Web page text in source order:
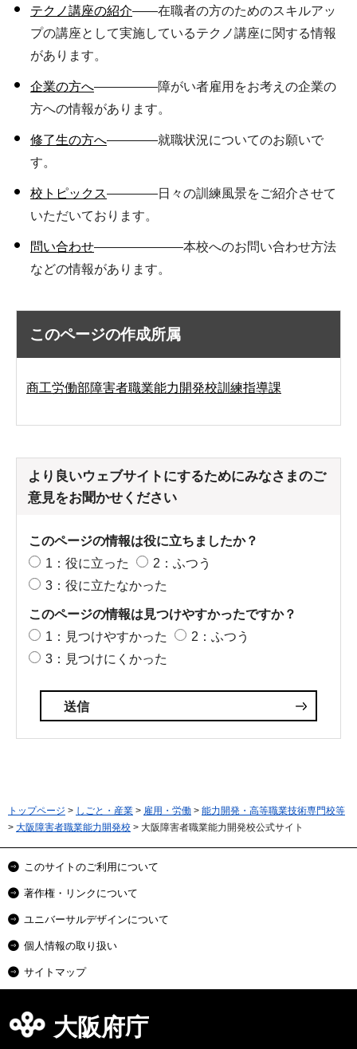
テクノ講座の紹介――在職者の方のためのスキルアッ
プの講座として実施しているテクノ講座に関する情報
があります。
企業の方へ―――――障がい者雇用をお考えの企業の
方への情報があります。
修了生の方へ――――就職状況についてのお願いで
す。
校トピックス――――日々の訓練風景をご紹介させて
いただいております。
問い合わせ―――――――本校へのお問い合わせ方法
などの情報があります。
このページの作成所属
商工労働部障害者職業能力開発校訓練指導課
より良いウェブサイトにするためにみなさまのご
意見をお聞かせください
このページの情報は役に立ちましたか？
1：役に立った
2：ふつう
3：役に立たなかった
このページの情報は見つけやすかったですか？
1：見つけやすかった
2：ふつう
3：見つけにくかった
トップページ > しごと・産業 > 雇用・労働 > 能力開発・高等職業技術専門校等
> 大阪障害者職業能力開発校 > 大阪障害者職業能力開発校公式サイト
このサイトのご利用について
著作権・リンクについて
ユニバーサルデザインについて
個人情報の取り扱い
サイトマップ
大阪府庁